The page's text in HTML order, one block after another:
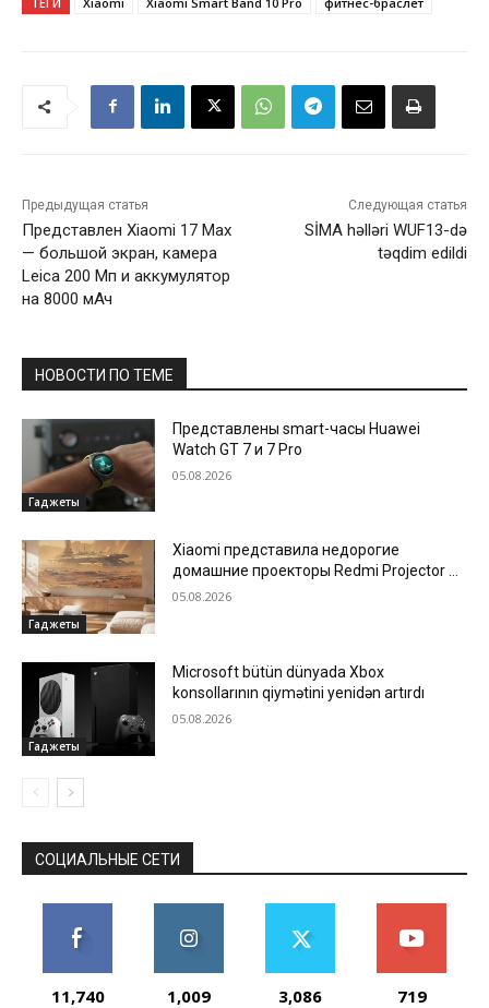
Предыдущая статья
Представлен Xiaomi 17 Max
— большой экран, камера
Leica 200 Мп и аккумулятор
на 8000 мАч
Следующая статья
SİMA həlləri WUF13-də
təqdim edildi
НОВОСТИ ПО ТЕМЕ
Гаджеты
Представлены smart-часы Huawei
Watch GT 7 и 7 Pro
05.08.2026
Гаджеты
Xiaomi представила недорогие
домашние проекторы Redmi Projector 5
и 5 Pro
05.08.2026
Гаджеты
Microsoft bütün dünyada Xbox
konsollarının qiymətini yenidən artırdı
05.08.2026
СОЦИАЛЬНЫЕ СЕТИ
11,740 1,009 3,086 719